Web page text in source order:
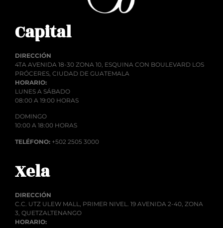
Capital
DIRECCIÓN
4TA AVENIDA 18-30 ZONA 10, ESQUINA CON BOULEVARD LOS
PRÓCERES, CIUDAD DE GUATEMALA
HORARIO:
LUNES A SÁBADO
08:00 A 19:00 HORAS
DOMINGO
10:00 A 18:00 HORAS
TELÉFONO: +502 2505 3000
Xela
DIRECCIÓN
C.C. UTZ ULEW MALL, PRIMER NIVEL. 19 AVENIDA 2-40, ZONA
3, QUETZALTENANGO
HORARIO: